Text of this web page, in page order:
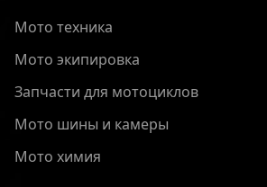
Мото техника
Мото экипировка
Запчасти для мотоциклов
Мото шины и камеры
Мото химия